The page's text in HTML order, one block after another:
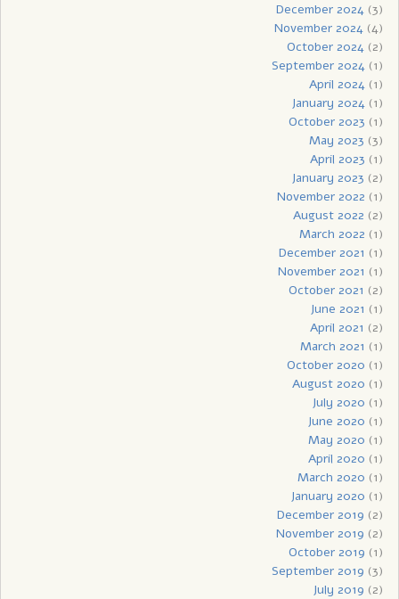
December 2024(3)
November 2024(4)
October 2024(2)
September 2024(1)
April 2024(1)
January 2024(1)
October 2023 (1)
May 2023 (3)
April 2023 (1)
January 2023 (2)
November 2022 (1)
August 2022 (2)
March 2022 (1)
December 2021 (1)
November 2021 (1)
October 2021 (2)
June 2021 (1)
April 2021 (2)
March 2021 (1)
October 2020 (1)
August 2020 (1)
July 2020 (1)
June 2020 (1)
May 2020 (1)
April 2020 (1)
March 2020 (1)
January 2020 (1)
December 2019 (2)
November 2019 (2)
October 2019 (1)
September 2019 (3)
July 2019 (2)